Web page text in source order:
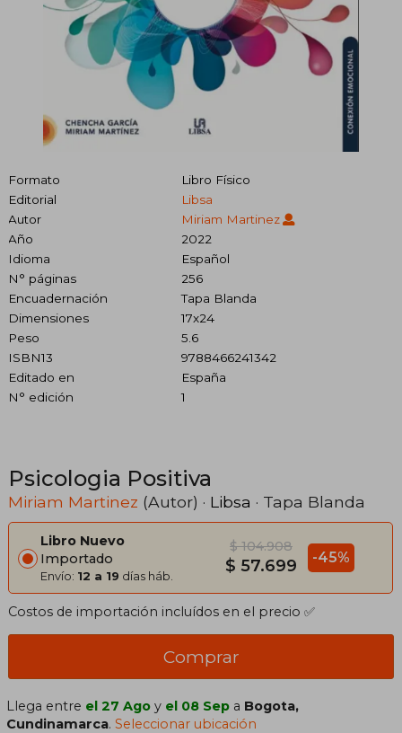
Formato
Libro Físico
Editorial
Libsa
Autor
Miriam Martinez
Año
2022
Idioma
Español
N° páginas
256
Encuadernación
Tapa Blanda
Dimensiones
17x24
Peso
5.6
ISBN13
9788466241342
Editado en
España
N° edición
1
Psicologia Positiva
Miriam Martinez (Autor) · Libsa · Tapa Blanda
Libro Nuevo
Importado
Envío: 12 a 19 días háb.
$ 104.908
$ 57.699 -45%
Costos de importación incluídos en el precio ✅
Comprar
Llega entre el 27 Ago y el 08 Sep a Bogota,
Cundinamarca.Seleccionar ubicación